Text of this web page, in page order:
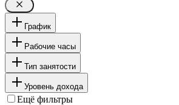
График
Рабочие часы
Тип занятости
Уровень дохода
Ещё фильтры